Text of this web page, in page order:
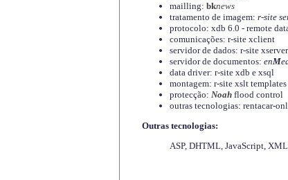
mailling: bknews
tratamento de imagem: r-site
protocolo: xdb 6.0 - remote
comunicações: r-site xclient
servidor de dados: r-site xserver
servidor de documentos: enM
data driver: r-site xdb e xsql
montagem: r-site xslt templates
protecção: Noahflood control
outras tecnologias: rentacar-
Outras tecnologias:
ASP, DHTML, JavaScript,